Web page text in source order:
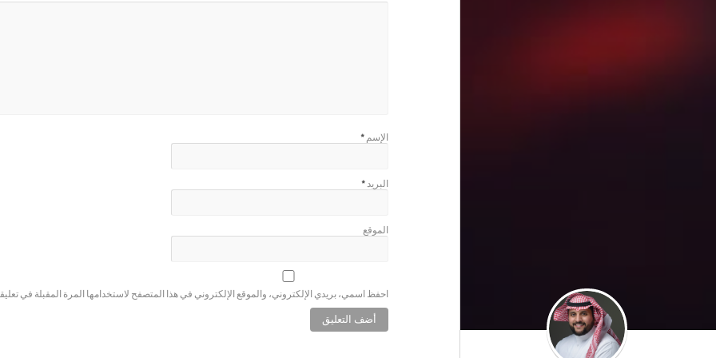
الإسم *
البريد*
الموقع
احفظ اسمي، بريدي الإلكتروني، والموقع الإلكتروني في هذا المتصفح لاستخدامها المرة المقبلة في